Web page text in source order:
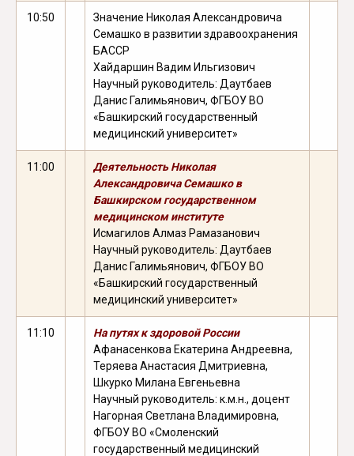
10:50
Значение Николая Александровича
Семашко в развитии здравоохранения
БАССР
Хайдаршин Вадим Ильгизович
Научный руководитель: Даутбаев
Данис Галимьянович, ФГБОУ ВО
«Башкирский государственный
медицинский университет»
11:00
Деятельность Николая
Александровича Семашко в
Башкирском государственном
медицинском институте
Исмагилов Алмаз Рамазанович
Научный руководитель: Даутбаев
Данис Галимьянович, ФГБОУ ВО
«Башкирский государственный
медицинский университет»
11:10
На путях к здоровой России
Афанасенкова Екатерина Андреевна,
Теряева Анастасия Дмитриевна,
Шкурко Милана Евгеньевна
Научный руководитель: к.м.н., доцент
Нагорная Светлана Владимировна,
ФГБОУ ВО «Смоленский
государственный медицинский